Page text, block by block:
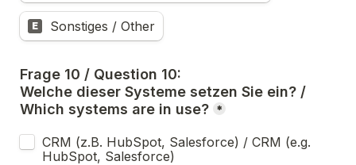
E Sonstiges / Other
Frage 10 / Question 10:
Welche dieser Systeme setzen Sie ein? /
Which systems are in use? *
CRM (z.B. HubSpot, Salesforce) / CRM (e.g.
HubSpot, Salesforce)